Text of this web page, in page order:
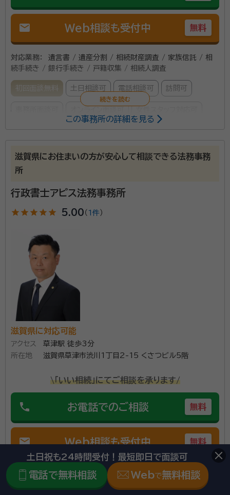
mail Web相談も受付中 無料
対応業務：
遺言書 / 遺産分割 / 相続財産調査 / 家族信託 / 相
続手続き / 銀行手続き / 戸籍収集 / 相続人調査
初回面談無料 土日相談可 電話相談可 訪問可
福家 知代子（ふけ ちよこ）
行政書士
経歴：
方と接する中で、自分にも皆様のお役にたてるような仕事がしたい！と
関するお悩みを解決できないか？と思い、行政書士の資格を取得するき
事務所口コミ（抜粋）：
account_circle 満足度 5.0
ご利用時期：2024/7
法務局に行きましたがさっぱり分からなくてネットから検索してお願い致
しました。直ぐに対応して頂き本当に助かりました。また何か有りましたら
是非宜しくお願い致します。
契約後の感想
とてもわかり易く説明して頂き料金も明白で信頼出来ました。
初めまして。当事務所は、お寺の中で相続、遺言、家族信
め細やかなサービスを心がけております。ご依頼者様の
お悩みを親身になってお聞きし、解決へのお手伝いをさ
手伝いは、行政書士オフィスさららへお任せください。
滋賀県行政書士会
この事務所の詳細を見る
滋賀県にお住まいの方が安心して相談できる法務事務
所
行政書士アピス法務事務所
star star star star star 5.00 （ 1件）
滋賀県に対応可能
アクセス
草津駅 徒歩3分
所在地
滋賀県草津市渋川1丁目2-15 くさつビル5階
\「いい相続」にてご相談を承ります/
phone お電話でのご相談 無料
mail Web相談も受付中 無料
対応業務： 遺言書 / 遺産分割 / 相続財産調査 / 相続手続き /
銀行手続き / 戸籍収集 / 相続人調査
土日祝も24時間受付！最短即日で面談可
電話で無料相談 Webで無料相談